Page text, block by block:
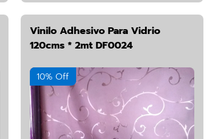
Vinilo Adhesivo Para Vidrio
120cms * 2mt DF0024
10% Off